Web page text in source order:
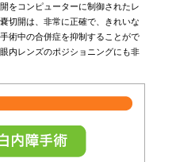
をコンピューターに制御されたレ
切開は、非常に正確で、きれいな
術中の合併症を抑制することがで
内レンズのポジショニングにも非